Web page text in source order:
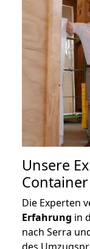
Unsere
Die Experten
Erfahrung in
nach Serra